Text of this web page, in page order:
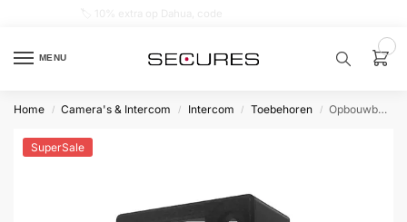
MENU
product…
Home / Camera's & Intercom / Intercom / Toebehoren / Opbouwbak Schuin 30 graden voor VTM05R Regenkap
SuperSale